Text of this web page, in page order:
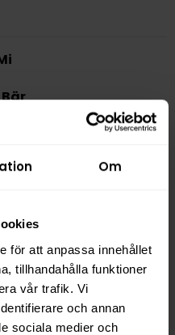
Om
för att anpassa innehållet
tillhandahålla funktioner
vår trafik. Vi
och annan
sociala medier och
Bär
Vitt Snus
Stark
11,4 mg/g
8,0 mg